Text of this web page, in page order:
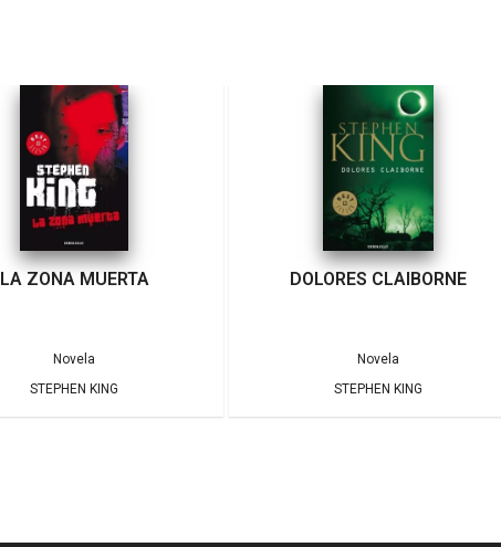
LA ZONA MUERTA
Novela
STEPHEN KING
DOLORES CLAIBORNE
Novela
STEPHEN KING